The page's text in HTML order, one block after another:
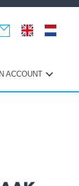
ACCOUNT